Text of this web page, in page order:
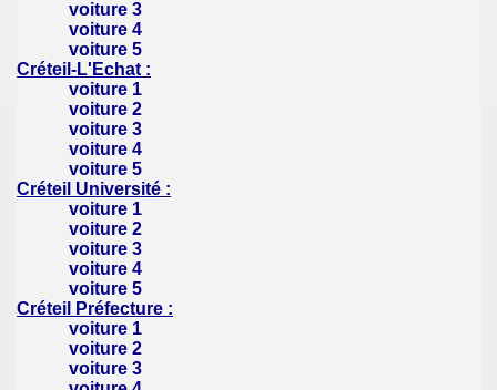
voiture 3
voiture 4
voiture 5
Créteil-L'Echat :
voiture 1
voiture 2
voiture 3
voiture 4
voiture 5
Créteil Université :
voiture 1
voiture 2
voiture 3
voiture 4
voiture 5
Créteil Préfecture :
voiture 1
voiture 2
voiture 3